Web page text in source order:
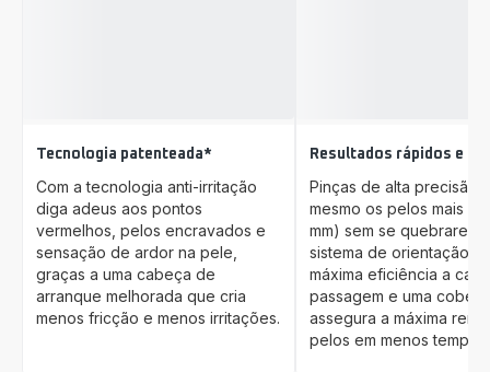
Tecnologia patenteada*
Com a tecnologia anti-irritação
diga adeus aos pontos
vermelhos, pelos encravados e
sensação de ardor na pele,
graças a uma cabeça de
arranque melhorada que cria
menos fricção e menos irritações.
Resultados rápidos e
Pinças de alta precisão
mesmo os pelos mais
mm) sem se quebrarem,
sistema de orientação
máxima eficiência a cada
passagem e uma
assegura a máxima
pelos em menos tempo.